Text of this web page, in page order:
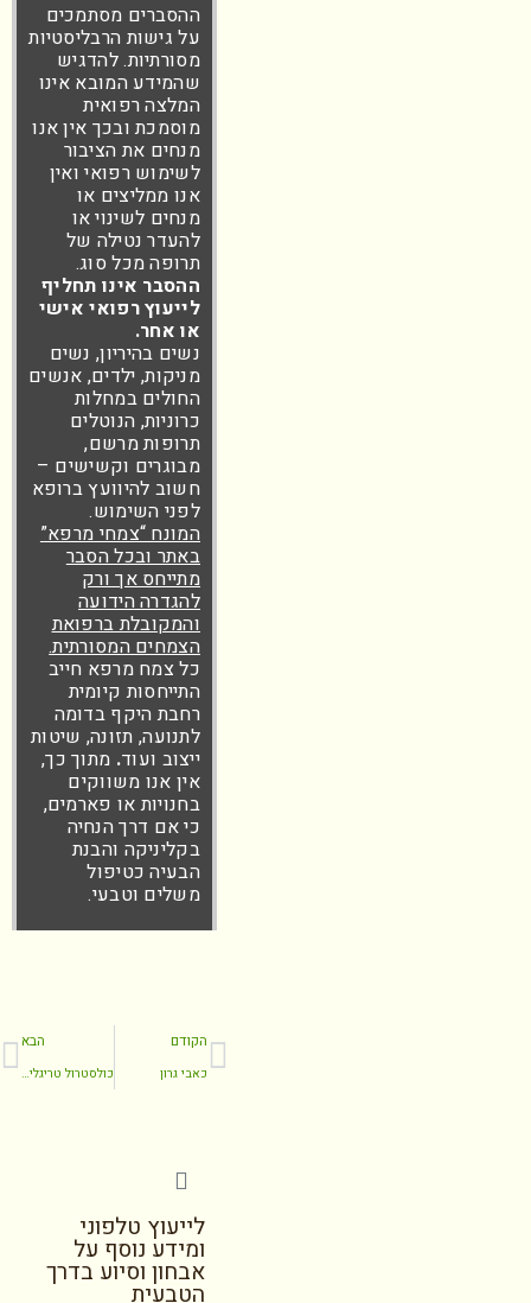
ההסברים מסתמכים
על גישות הרבליסטיות
מסורתיות. להדגיש
שהמידע המובא אינו
המלצה רפואית
מוסמכת ובכך אין אנו
מנחים את הציבור
לשימוש רפואי ואין
אנו ממליצים או
מנחים לשינוי או
להעדר נטילה של
תרופה מכל סוג.
ההסבר אינו תחליף
לייעוץ רפואי אישי
או אחר.
נשים בהיריון, נשים
מניקות, ילדים, אנשים
החולים במחלות
כרוניות, הנוטלים
תרופות מרשם,
מבוגרים וקשישים –
חשוב להיוועץ ברופא
לפני השימוש.
המונח “צמחי מרפא”
באתר ובכל הסבר
מתייחס אך ורק
להגדרה הידועה
והמקובלת ברפואת
הצמחים המסורתית.
כל צמח מרפא חייב
התייחסות קיומית
רחבת היקף בדומה
לתנועה, תזונה, שיטות
ייצוב ועוד.מתוך כך,
אין אנו משווקים
בחנויות או פארמים,
כי אם דרך הנחיה
בקליניקה והבנת
הבעיה כטיפול
משלים וטבעי.
כאבי גרון כולסטרול טריגליצרידים
לייעוץ טלפוני
ומידע נוסף על
אבחון וסיוע בדרך
הטבעית